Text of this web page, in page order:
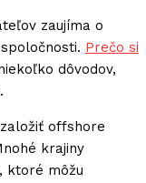
zaujíma o
Prečo si
dôvodov,
offshore
krajiny
ktoré môžu